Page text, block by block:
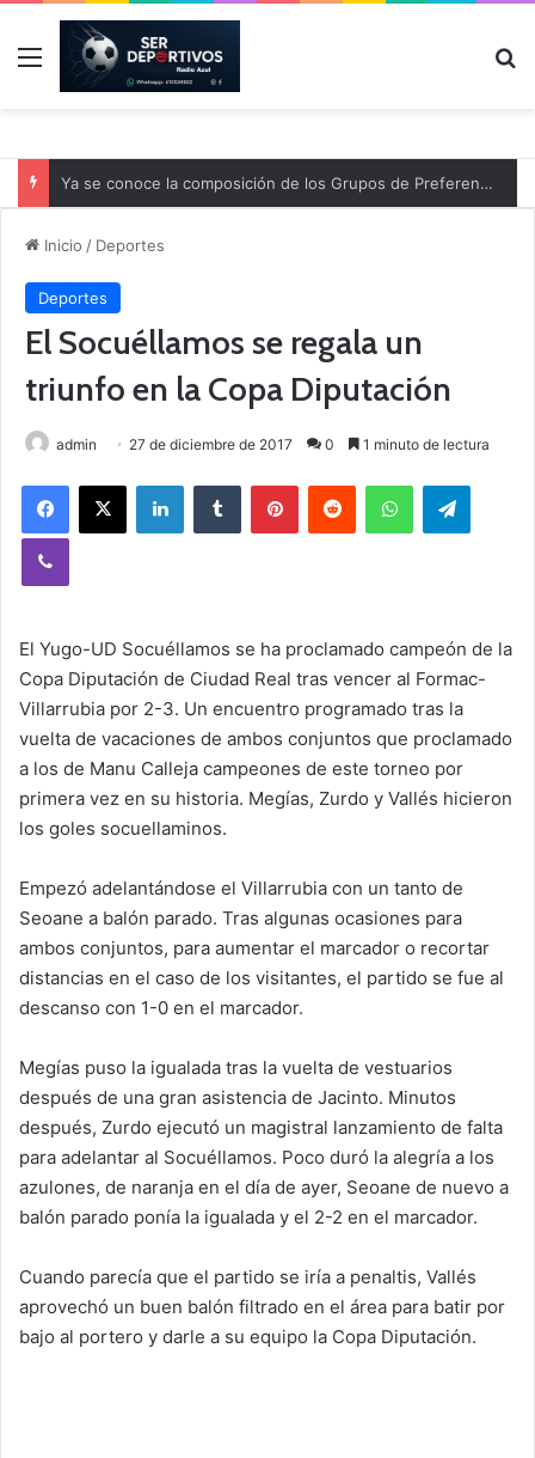
Menú
Ya se conoce la composición de los Grupos de Preferente y el calendario
Inicio / Deportes
Deportes
El Socuéllamos se regala un
triunfo en la Copa Diputación
admin 27 de diciembre de 2017 0 1 minuto de lectura
El Yugo-UD Socuéllamos se ha proclamado campeón de la
Copa Diputación de Ciudad Real tras vencer al Formac-
Villarrubia por 2-3. Un encuentro programado tras la
vuelta de vacaciones de ambos conjuntos que proclamado
a los de Manu Calleja campeones de este torneo por
primera vez en su historia. Megías, Zurdo y Vallés hicieron
los goles socuellaminos.
Empezó adelantándose el Villarrubia con un tanto de
Seoane a balón parado. Tras algunas ocasiones para
ambos conjuntos, para aumentar el marcador o recortar
distancias en el caso de los visitantes, el partido se fue al
descanso con 1-0 en el marcador.
Megías puso la igualada tras la vuelta de vestuarios
después de una gran asistencia de Jacinto. Minutos
después, Zurdo ejecutó un magistral lanzamiento de falta
para adelantar al Socuéllamos. Poco duró la alegría a los
azulones, de naranja en el día de ayer, Seoane de nuevo a
balón parado ponía la igualada y el 2-2 en el marcador.
Cuando parecía que el partido se iría a penaltis, Vallés
aprovechó un buen balón filtrado en el área para batir por
bajo al portero y darle a su equipo la Copa Diputación.